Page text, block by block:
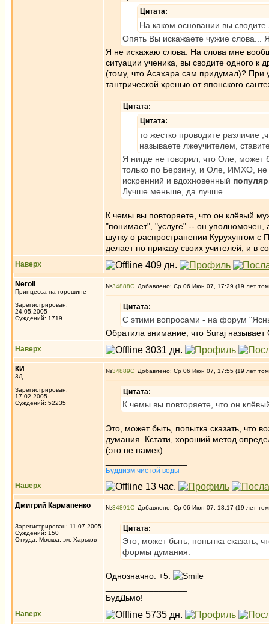
Цитата:
На каком основании вы
Опять Вы искажаете чужие слова...
Я не искажаю слова. На слова мне
ситуации ученика, вы сводите одного к
(тому, что Асахара сам придумал)? При
тантрической хренью от японского
Цитата:
Цитата:
то жестко проводите различие
называете лжеучителем,
Я нигде не говорил, что Оле, может
только по Берзину, и Оле, ИМХО, не
искренний и вдохновенный
Лучше меньше, да лучше.
К чемы вы повторяете, что он клёвый
"понимает", "услуге" -- он
шутку о распространении Курухунгом
делает по приказу своих учителей, и в
Наверх
Neroli
Принцесса на горошине
Зарегистрирован:
24.05.2005
Суждений: 1719
№34888 Добавлено: Ср 06 Июн 07, 17:29 (19 лет
Цитата:
С этими вопросами - на форум
Обратила внимание, что Suraj
Наверх
КИ
3Д
Зарегистрирован:
17.02.2005
Суждений: 52235
№34889 Добавлено: Ср 06 Июн 07, 17:55 (19 лет
Цитата:
К чемы вы повторяете, что он
Это, может быть, попытка сказать, что
думания. Кстати, хороший метод
(это не намек).
Буддизм чистой воды
Наверх
Дмитрий Кармапенко
Зарегистрирован: 11.07.2005
Суждений: 150
Откуда: Москва, экс-Харьков
№34891 Добавлено: Ср 06 Июн 07, 18:17 (19 лет
Цитата:
Это, может быть, попытка сказать,
формы думания.
Однозначно. +5.
БудДьмо!
Наверх